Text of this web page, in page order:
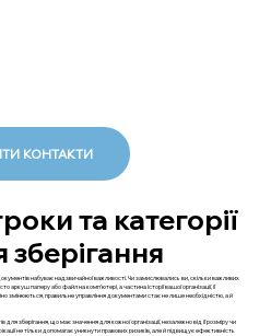
КОНТАКТИ
та категорії
набуває надзвичайної важливості. Чи замислювались ви, скільки важливих
паперу або файл на комп’ютері, а частина історії вашої організації, її
змінюються, правильне управління документами стає не лише необхідністю, а й
зберігання, що має значення для кожної організації, незалежно від її розміру чи
не тільки допомагає уникнути правових ризиків, але й підвищує ефективність